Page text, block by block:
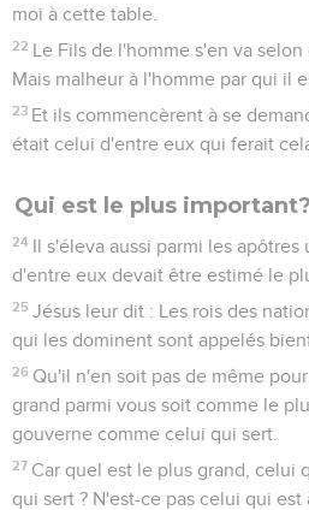
moi à cette table.
22 Le Fils de l'homme s'en va
Mais malheur à l'homme par qui il
23 Et ils commencèrent à se
était celui d'entre eux qui ferait
Qui est le plus important?
24 Il s'éleva aussi parmi les
d'entre eux devait être estimé le
25 Jésus leur dit : Les rois des
qui les dominent sont appelés
26 Qu'il n'en soit pas de même
grand parmi vous soit comme le
gouverne comme celui qui sert.
27 Car quel est le plus grand, celui
qui sert ? N'est-ce pas celui qui est